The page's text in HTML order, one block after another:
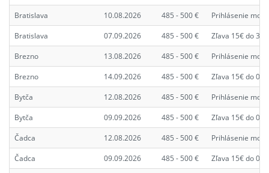
Bratislava
10.08.2026 485 - 500 €
Prihlásenie
Bratislava
07.09.2026 485 - 500 €
Zľava 15€ do
Brezno
13.08.2026 485 - 500 €
Prihlásenie
Brezno
14.09.2026 485 - 500 €
Zľava 15€ do
Bytča
12.08.2026 485 - 500 €
Prihlásenie
Bytča
09.09.2026 485 - 500 €
Zľava 15€ do
Čadca
12.08.2026 485 - 500 €
Prihlásenie
Čadca
09.09.2026 485 - 500 €
Zľava 15€ do